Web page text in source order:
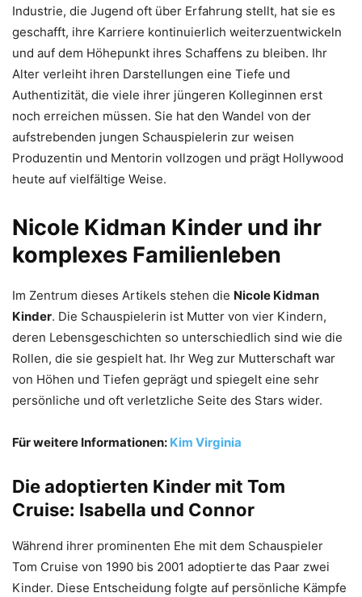
Industrie, die Jugend oft über Erfahrung stellt, hat sie es
geschafft, ihre Karriere kontinuierlich weiterzuentwickeln
und auf dem Höhepunkt ihres Schaffens zu bleiben. Ihr
Alter verleiht ihren Darstellungen eine Tiefe und
Authentizität, die viele ihrer jüngeren Kolleginnen erst
noch erreichen müssen. Sie hat den Wandel von der
aufstrebenden jungen Schauspielerin zur weisen
Produzentin und Mentorin vollzogen und prägt Hollywood
heute auf vielfältige Weise.
Nicole Kidman Kinder und ihr
komplexes Familienleben
Im Zentrum dieses Artikels stehen die Nicole Kidman
Kinder. Die Schauspielerin ist Mutter von vier Kindern,
deren Lebensgeschichten so unterschiedlich sind wie die
Rollen, die sie gespielt hat. Ihr Weg zur Mutterschaft war
von Höhen und Tiefen geprägt und spiegelt eine sehr
persönliche und oft verletzliche Seite des Stars wider.
Für weitere Informationen: Kim Virginia
Die adoptierten Kinder mit Tom
Cruise: Isabella und Connor
Während ihrer prominenten Ehe mit dem Schauspieler
Tom Cruise von 1990 bis 2001 adoptierte das Paar zwei
Kinder. Diese Entscheidung folgte auf persönliche Kämpfe